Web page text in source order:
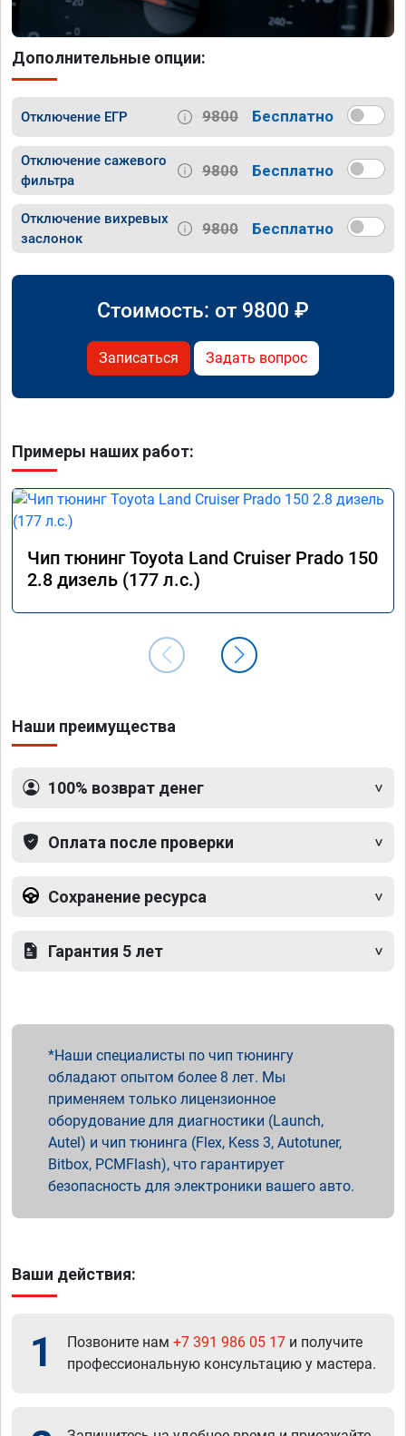
Дополнительные опции:
Отключение ЕГР 9800 Бесплатно
Отключение сажевого
фильтра
9800 Бесплатно
Отключение вихревых
заслонок
9800 Бесплатно
Стоимость: от 9800 ₽
Записаться Задать вопрос
Примеры наших работ:
Чип тюнинг Toyota Land Cruiser Prado 150
2.8 дизель (177 л.с.)
Наши преимущества
100% возврат денег
Оплата после проверки
Сохранение ресурса
Гарантия 5 лет
Наши специалисты по чип тюнингу
обладают опытом более 8 лет. Мы
применяем только лицензионное
оборудование для диагностики (Launch,
Autel) и чип тюнинга (Flex, Kess 3, Autotuner,
Bitbox, PCMFlash), что гарантирует
безопасность для электроники вашего авто.
Ваши действия:
1 Позвоните нам +7 391 986 05 17 и получите
профессиональную консультацию у мастера.